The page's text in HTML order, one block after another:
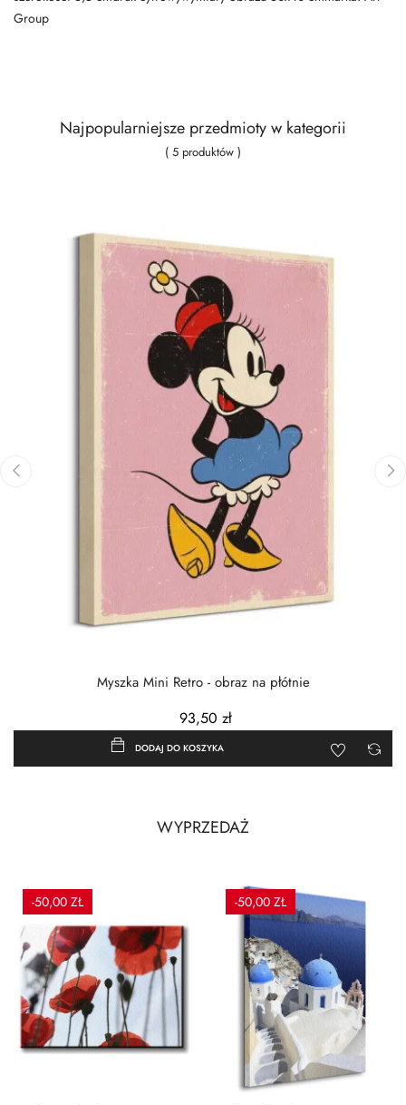
Group
Najpopularniejsze przedmioty w kategorii
( 5 produktów )
Myszka Mini Retro - obraz na płótnie
93,50 zł
DODAJ DO KOSZYKA
WYPRZEDAŻ
-50,00 ZŁ -50,00 ZŁ